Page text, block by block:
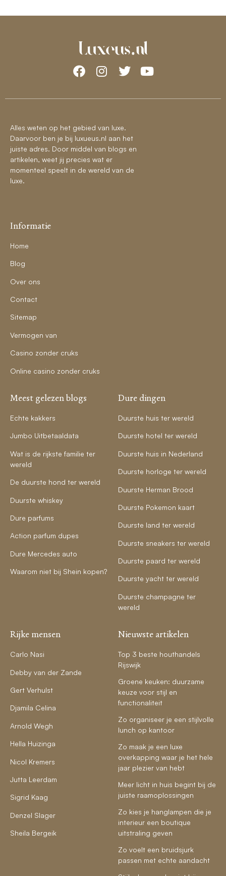
Alles weten op het gebied van luxe.
Daarvoor ben je bij luxueus.nl aan het
juiste adres. Door middel van blogs en
artikelen, weet jij precies wat er
momenteel speelt in de wereld van de
luxe.
Informatie
Home
Blog
Over ons
Contact
Sitemap
Vermogen van
Casino zonder cruks
Online casino zonder cruks
Meest gelezen blogs
Echte kakkers
Jumbo Uitbetaaldata
Wat is de rijkste familie ter
wereld
De duurste hond ter wereld
Duurste whiskey
Dure parfums
Action parfum dupes
Dure Mercedes auto
Waarom niet bij Shein kopen?
Dure dingen
Duurste huis ter wereld
Duurste hotel ter wereld
Duurste huis in Nederland
Duurste horloge ter wereld
Duurste Herman Brood
Duurste Pokemon kaart
Duurste land ter wereld
Duurste sneakers ter wereld
Duurste paard ter wereld
Duurste yacht ter wereld
Duurste champagne ter
wereld
Rijke mensen
Carlo Nasi
Debby van der Zande
Gert Verhulst
Djamila Celina
Arnold Wegh
Hella Huizinga
Nicol Kremers
Jutta Leerdam
Sigrid Kaag
Denzel Slager
Sheila Bergeik
Nieuwste artikelen
Top 3 beste houthandels
Rijswijk
Groene keuken: duurzame
keuze voor stijl en
functionaliteit
Zo organiseer je een stijlvolle
lunch op kantoor
Zo maak je een luxe
overkapping waar je het hele
jaar plezier van hebt
Meer licht in huis begint bij de
juiste raamoplossingen
Zo kies je hanglampen die je
interieur een boutique
uitstraling geven
Zo voelt een bruidsjurk
passen met echte aandacht